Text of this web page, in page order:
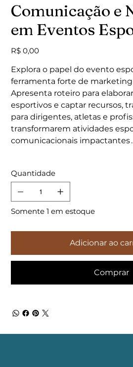
Comunicação e
em Eventos
Preço
R$ 0,00
Explora o papel do evento
ferramenta forte de
Apresenta roteiro para
esportivos e captar recursos,
para dirigentes, atletas e
transformarem atividades
comunicacionais impactantes .
Quantidade
Somente 1 em estoque
Adicionar ao
Comprar